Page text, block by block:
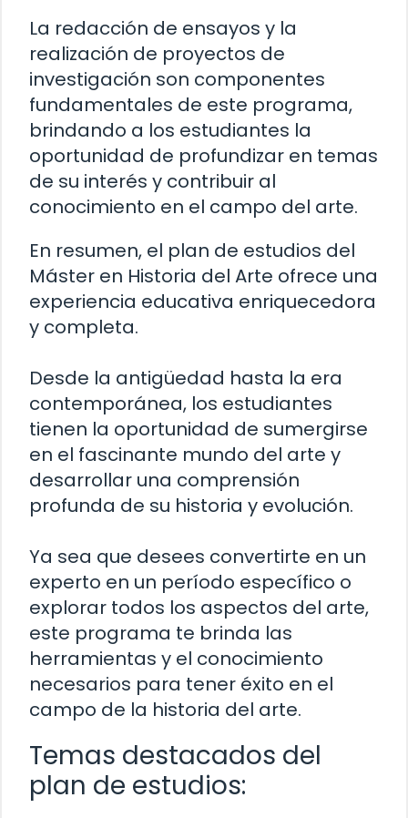
La redacción de ensayos y la
realización de proyectos de
investigación son componentes
fundamentales de este programa,
brindando a los estudiantes la
oportunidad de profundizar en temas
de su interés y contribuir al
conocimiento en el campo del arte.
En resumen, el plan de estudios del
Máster en Historia del Arte ofrece una
experiencia educativa enriquecedora
y completa.
Desde la antigüedad hasta la era
contemporánea, los estudiantes
tienen la oportunidad de sumergirse
en el fascinante mundo del arte y
desarrollar una comprensión
profunda de su historia y evolución.
Ya sea que desees convertirte en un
experto en un período específico o
explorar todos los aspectos del arte,
este programa te brinda las
herramientas y el conocimiento
necesarios para tener éxito en el
campo de la historia del arte.
Temas destacados del
plan de estudios: